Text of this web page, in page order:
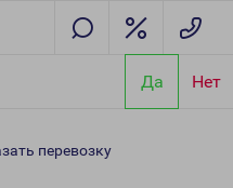
Да Нет
перевозку